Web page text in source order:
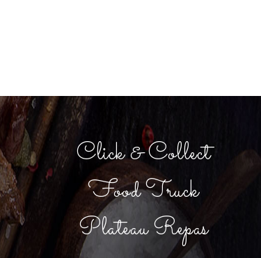
Click & Collect
Food Truck
Plateau Repas